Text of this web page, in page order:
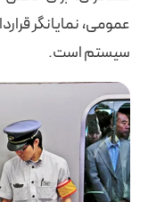
عمومی، نمایانگر
سیستم است.